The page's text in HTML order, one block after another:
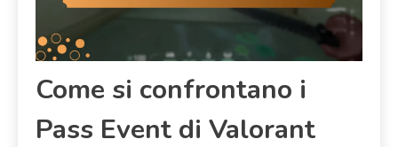
Come si confrontano i
Pass Event di Valorant